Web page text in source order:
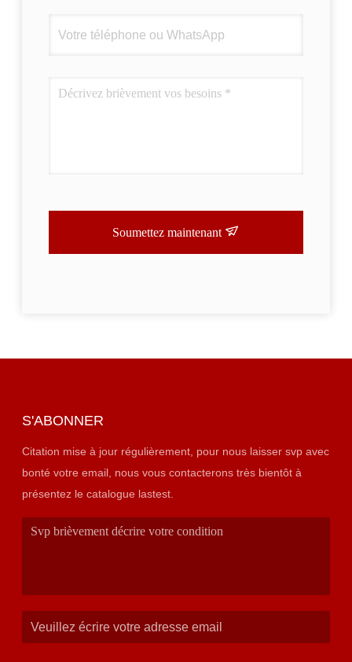
Soumettez maintenant
S'ABONNER
Citation mise à jour régulièrement, pour nous laisser svp avec
bonté votre email, nous vous contacterons très bientôt à
présentez le catalogue lastest.